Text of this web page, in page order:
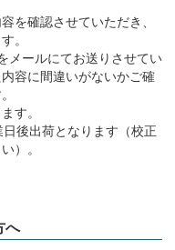
を確認させていただき、
。
メールにてお送りさせてい
容に間違いがないかご確
す。
後出荷となります（校正
）。
へ